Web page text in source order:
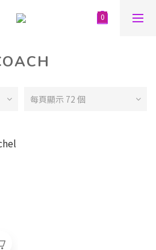
每頁顯示 72 個